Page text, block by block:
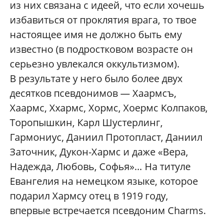
из них связана с идеей, что если хочешь
избавиться от проклятия врага, то твое
настоящее имя не должно быть ему
известно (в подростковом возрасте он
серьезно увлекался оккультизмом).
В результате у него было более двух
десятков псевдонимов — Хаармсъ,
Хаармс, Ххармс, Хормс, Хоермс Колпаков,
Торопышкин, Карл Шустерлинг,
Гармониус, Даниил Протопласт, Даниил
Заточник, Дукон-Хармс и даже «Вера,
Надежда, Любовь, Софья»… На титуле
Евангелия на немецком языке, которое
подарил Хармсу отец в 1919 году,
впервые встречается псевдоним Charms.